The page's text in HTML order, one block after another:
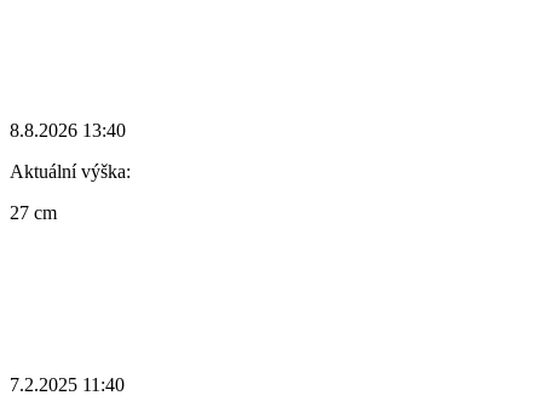
8.8.2026 13:40
Aktuální výška:
27 cm
7.2.2025 11:40